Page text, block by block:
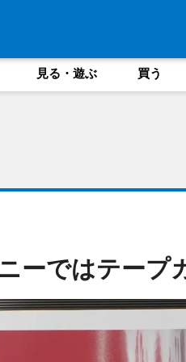
見る・遊ぶ 買う
ーではテープ